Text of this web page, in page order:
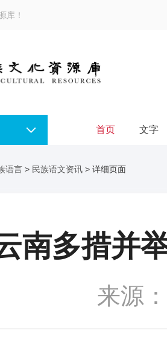
库！
首页 文字
语言 > 民族语文资讯 > 详细页面
南多措并
来源